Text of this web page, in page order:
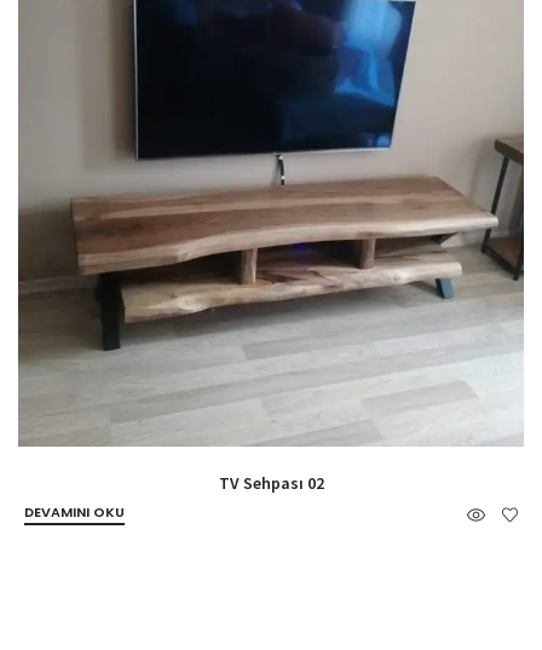
TV Sehpası 02
DEVAMINI OKU